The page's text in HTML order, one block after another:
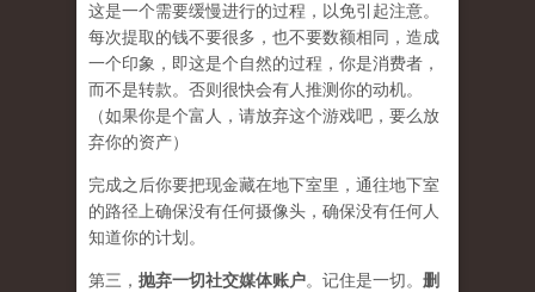
这是一个需要缓慢进行的过程，以免引起注意。
每次提取的钱不要很多，也不要数额相同，造成
一个印象，即这是个自然的过程，你是消费者，
而不是转款。否则很快会有人推测你的动机。
（如果你是个富人，请放弃这个游戏吧，要么放
弃你的资产）
完成之后你要把现金藏在地下室里，通往地下室
的路径上确保没有任何摄像头，确保没有任何人
知道你的计划。
第三， 抛弃一切社交媒体账户。记住是一切。 删